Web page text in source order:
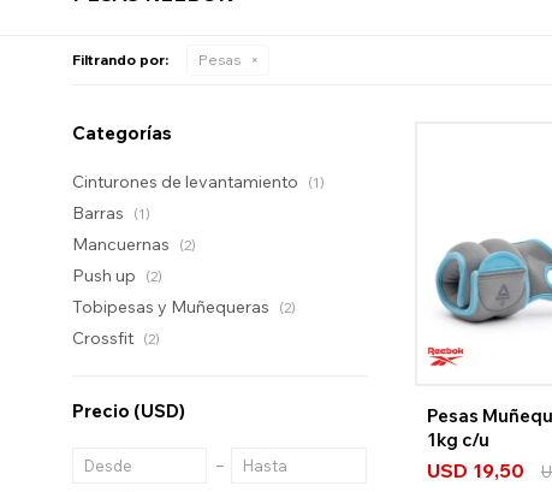
Filtrando por: Pesas
Pesas
1kg c/u
USD 19,50
Categorías
Cinturones de levantamiento (1)
Barras (1)
Mancuernas (2)
Push up (2)
Tobipesas y Muñequeras (2)
Crossfit (2)
Precio (USD)